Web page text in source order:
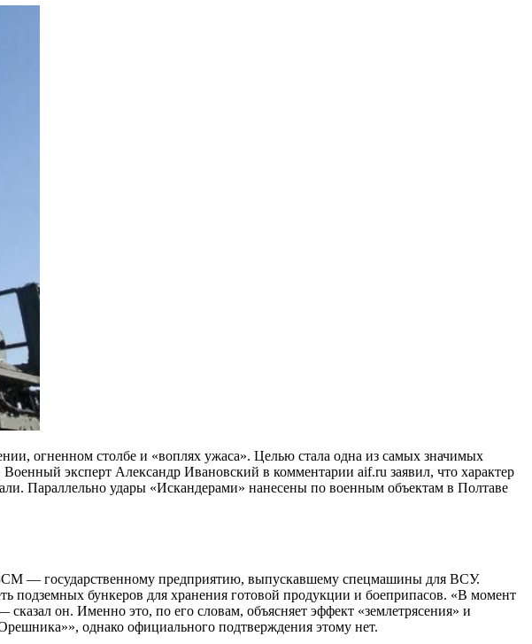
огненном столбе и «воплях ужаса». Целью стала одна из самых значимых
эксперт Александр Ивановский в комментарии aif.ru заявил, что характер
Параллельно удары «Искандерами» нанесены по военным объектам в Полтаве
— государственному предприятию, выпускавшему спецмашины для ВСУ.
подземных бункеров для хранения готовой продукции и боеприпасов. «В момент
он. Именно это, по его словам, объясняет эффект «землетрясения» и
однако официального подтверждения этому нет.